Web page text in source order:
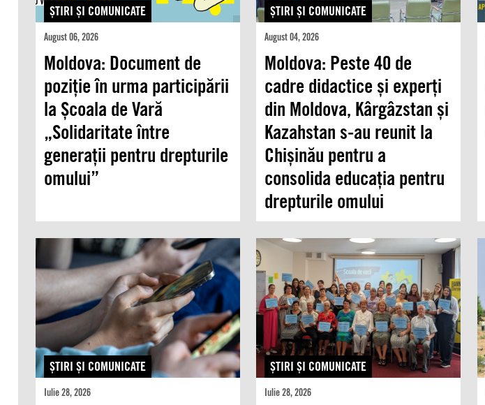
ŞTIRI ŞI COMUNICATE
August 06, 2026
Moldova: Document de
poziție în urma participării
la Școala de Vară
„Solidaritate între
generații pentru drepturile
omului”
ŞTIRI ŞI COMUNICATE
August 04, 2026
Moldova: Peste 40 de
cadre didactice și experți
din Moldova, Kârgâzstan și
Kazahstan s-au reunit la
Chișinău pentru a
consolida educația pentru
drepturile omului
ŞTIRI ŞI COMUNICATE
Iulie 28, 2026
ŞTIRI ŞI COMUNICATE
Iulie 28, 2026